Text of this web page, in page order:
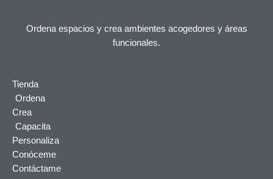
Ordena espacios y crea ambientes acogedores y áreas
funcionales.
Tienda
Ordena
Crea
Capacita
Personaliza
Conóceme
Contáctame